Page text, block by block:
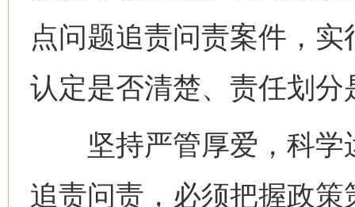
点问题追责问责案件，
认定是否清楚、责任划分
坚持严管厚爱，科学
追责问责，必须把握政